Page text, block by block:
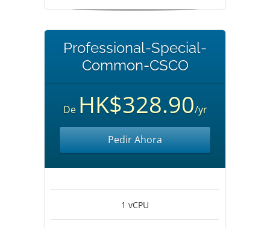
Professional-Special-
Common-CSCO
De HK$328.90/yr
Pedir Ahora
1 vCPU